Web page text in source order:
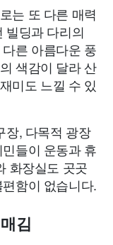
는 또 다른 매력
빌딩과 다리의
른 아름다운 풍
색감이 달라 산
미도 느낄 수 있
장, 다목적 광장
들이 운동과 휴
화장실도 곳곳
함이 없습니다.
김